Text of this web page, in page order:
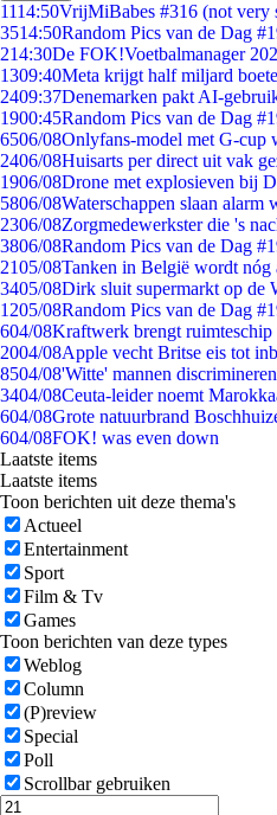
1114:50VrijMiBabes #316 (not very
3514:50Random Pics van de Dag
214:30De FOK!Voetbalmanager
1309:40Meta krijgt half miljard
2409:37Denemarken pakt AI-
1900:45Random Pics van de Dag
6506/08Onlyfans-model met G-cup
2406/08Huisarts per direct uit vak
1906/08Drone met explosieven bij
5806/08Waterschappen slaan alarm
2306/08Zorgmedewerkster die 's
3806/08Random Pics van de Dag
2105/08Tanken in België wordt nóg
3405/08Dirk sluit supermarkt op de
1205/08Random Pics van de Dag
604/08Kraftwerk brengt ruimteschip
2004/08Apple vecht Britse eis tot
8504/08'Witte' mannen
3404/08Ceuta-leider noemt
604/08Grote natuurbrand
604/08FOK! was even down
Laatste items
Laatste items
Toon berichten uit deze thema's
Actueel
Entertainment
Sport
Film & Tv
Games
Toon berichten van deze types
Weblog
Column
(P)review
Special
Poll
Scrollbar gebruiken